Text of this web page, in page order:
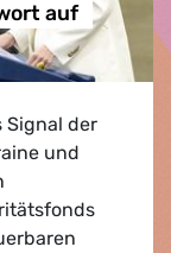
auf
Signal der
und